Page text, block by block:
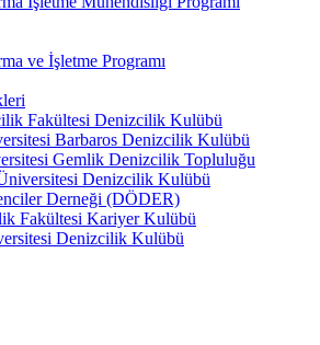
ve İşletme Programı
Fakültesi Denizcilik Kulübü
Barbaros Denizcilik Kulübü
Gemlik Denizcilik Topluluğu
Denizcilik Kulübü
Derneği (DÖDER)
Fakültesi Kariyer Kulübü
Denizcilik Kulübü